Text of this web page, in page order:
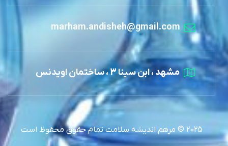
marham.andisheh@gmail.com
مشهد ، ابن سینا 3 ، ساختمان اویدنس
2025 © مرهم اندیشه سلامت تمام حقوق محفوظ است